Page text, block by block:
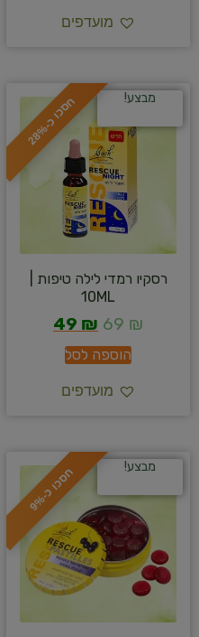
מועדפים
ח
ס
כ
ו
כ
-
2
8
% מבצע!
רסקיו רמדי לילה טיפות |
10ML
69 ₪
49 ₪
הוספה לסל
מועדפים
ח
ס
כ
ו
כ
-
9
% מבצע!